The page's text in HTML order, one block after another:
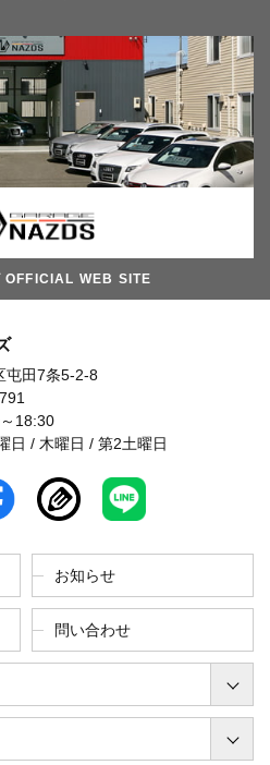
OFFICIAL WEB SITE
屯田7条5-2-8
18:30
日 / 木曜日 / 第2土曜日
お知らせ
問い合わせ